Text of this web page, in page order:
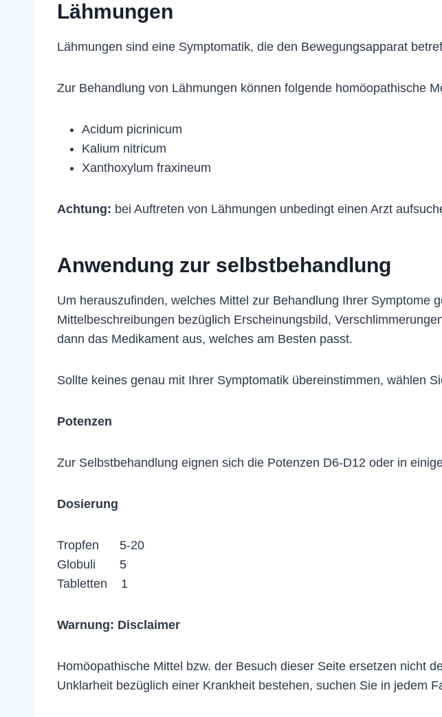
Lähmungen
Lähmungen sind eine Symptomatik, die den Bewegungsapparat
Zur Behandlung von Lähmungen können folgende homöopathische
Acidum picrinicum
Kalium nitricum
Xanthoxylum fraxineum
Achtung: bei Auftreten von Lähmungen unbedingt einen Arzt
Anwendung zur selbstbehandlung
Um herauszufinden, welches Mittel zur Behandlung Ihrer Symptome
Mittelbeschreibungen bezüglich Erscheinungsbild,
dann das Medikament aus, welches am Besten passt.
Sollte keines genau mit Ihrer Symptomatik übereinstimmen, wählen
Potenzen
Zur Selbstbehandlung eignen sich die Potenzen D6-D12 oder in
Dosierung
Tropfen 5-20
Globuli 5
Tabletten 1
Warnung: Disclaimer
Homöopathische Mittel bzw. der Besuch dieser Seite ersetzen nicht
Unklarheit bezüglich einer Krankheit bestehen, suchen Sie in jedem